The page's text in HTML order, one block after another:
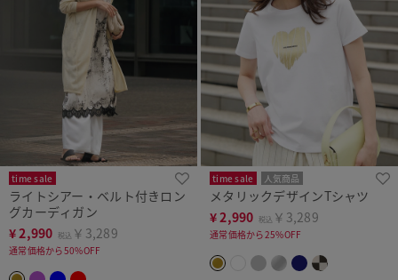
time sale
ライトシアー・ベルト付きロン
グカーディガン
¥2,990 税込 ￥3,289
通常価格から50%OFF
time sale 人気商品
メタリックデザインTシャツ
¥2,990 税込 ￥3,289
通常価格から25%OFF